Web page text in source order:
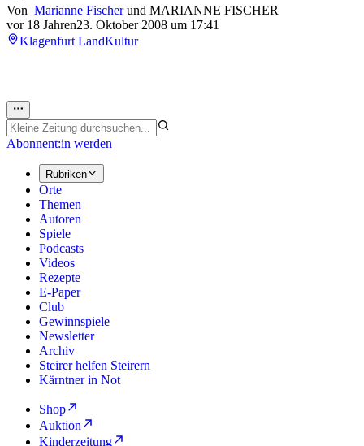
Von Marianne Fischerund MARIANNE FISCHER
vor 18 Jahren23. Oktober 2008 um 17:41
Klagenfurt LandKultur
Abonnent:in werden
Rubriken
Orte
Themen
Autoren
Spiele
Podcasts
Videos
Rezepte
E-Paper
Club
Gewinnspiele
Newsletter
Archiv
Steirer helfen Steirern
Kärntner in Not
Shop
Auktion
Kinderzeitung